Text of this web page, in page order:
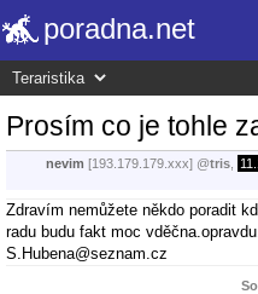
poradna.net
Prosím co je tohle
nevim [193.179.179.xxx] @tris
Zdravím nemůžete někdo poradit
radu budu fakt moc
S.Hubena@seznam.cz